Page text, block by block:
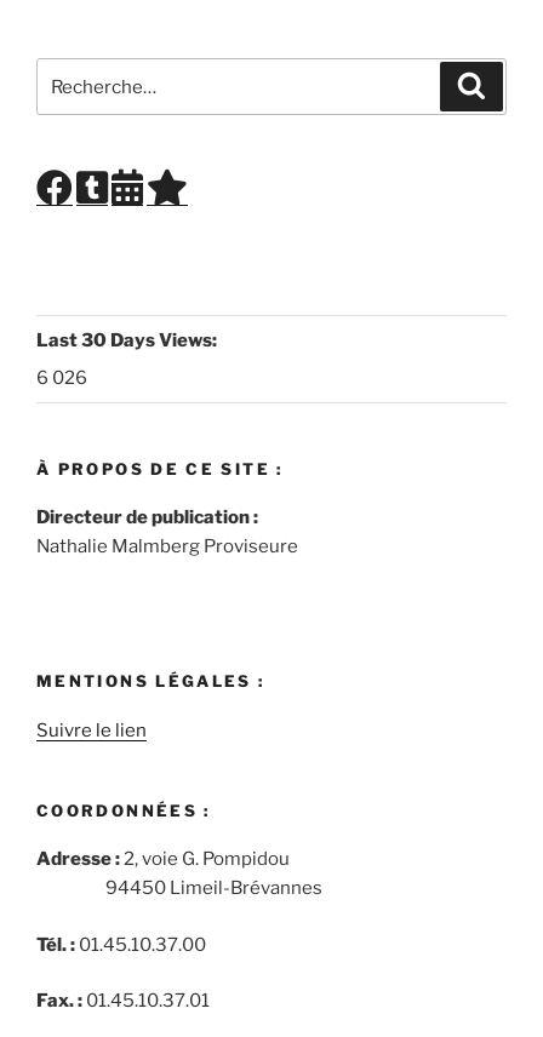
pour
Last 30 Days Views:
6 026
À PROPOS DE CE SITE :
Directeur de publication :
Nathalie Malmberg Proviseure
MENTIONS LÉGALES :
Suivre le lien
COORDONNÉES :
Adresse :2, voie G. Pompidou
94450 Limeil-Brévannes
Tél. : 01.45.10.37.00
Fax. : 01.45.10.37.01